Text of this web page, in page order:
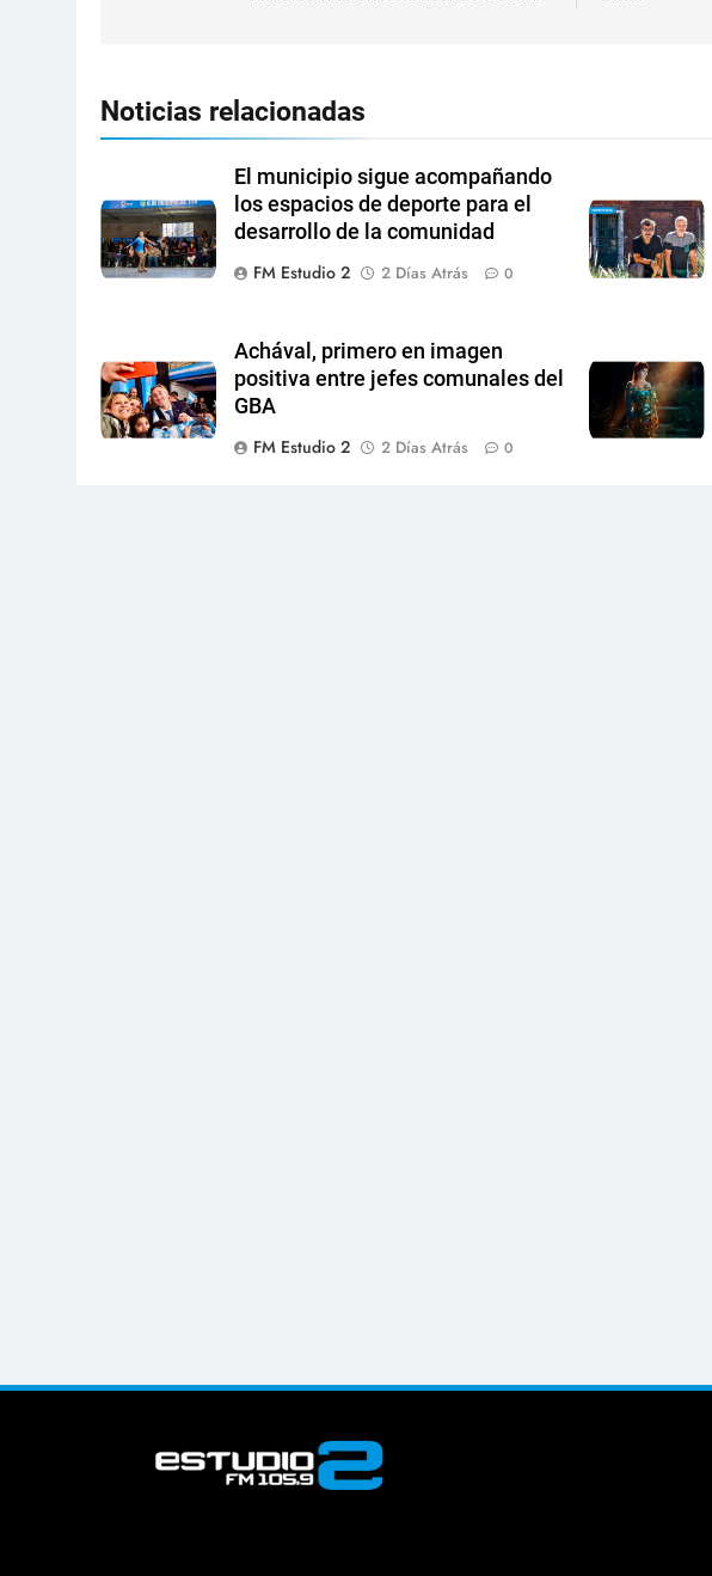
Noticias relacionadas
El municipio sigue acompañando
los espacios de deporte para el
desarrollo de la comunidad
FM Estudio 2
2 Días Atrás 0
Achával, primero en imagen
positiva entre jefes comunales del
GBA
FM Estudio 2
2 Días Atrás 0